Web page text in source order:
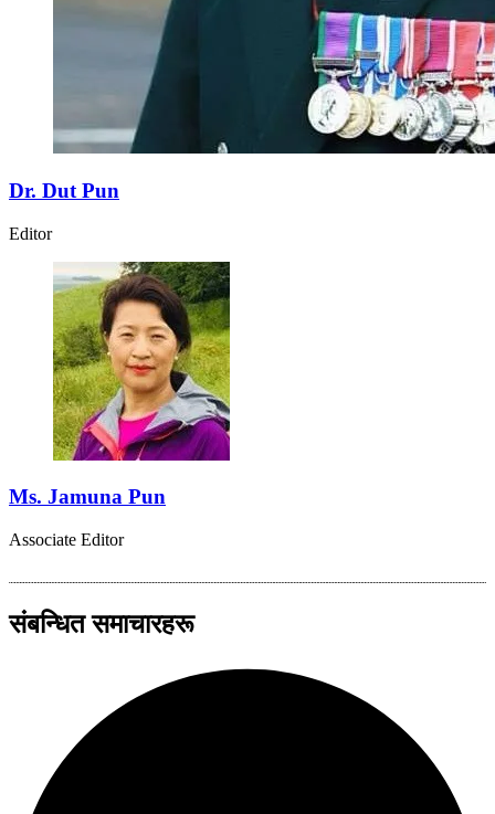
Dr. Dut Pun
Editor
Ms. Jamuna Pun
Associate Editor
संबन्धित समाचारहरू